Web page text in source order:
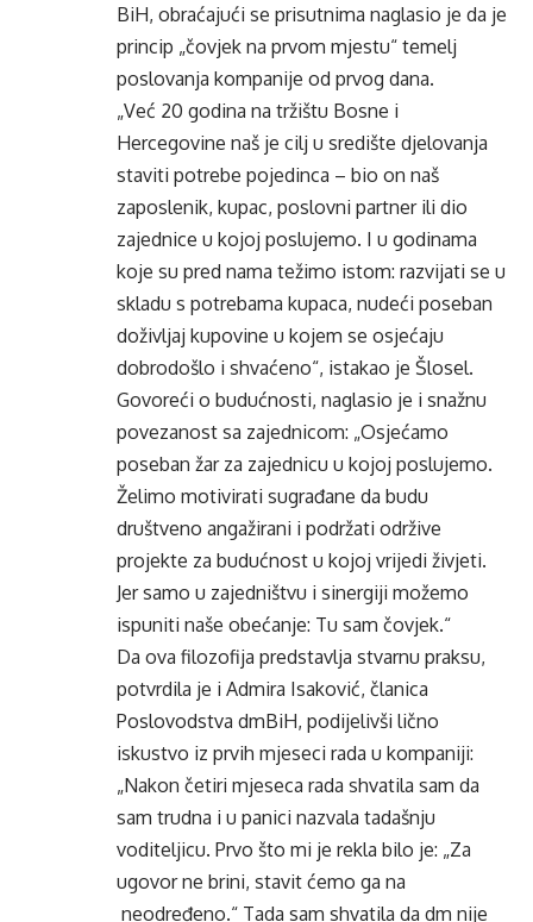
BiH, obraćajući se prisutnima naglasio je da je
princip „čovjek na prvom mjestu“ temelj
poslovanja kompanije od prvog dana.
„Već 20 godina na tržištu Bosne i
Hercegovine naš je cilj u središte djelovanja
staviti potrebe pojedinca – bio on naš
zaposlenik, kupac, poslovni partner ili dio
zajednice u kojoj poslujemo. I u godinama
koje su pred nama težimo istom: razvijati se u
skladu s potrebama kupaca, nudeći poseban
doživljaj kupovine u kojem se osjećaju
dobrodošlo i shvaćeno“, istakao je Šlosel.
Govoreći o budućnosti, naglasio je i snažnu
povezanost sa zajednicom: „Osjećamo
poseban žar za zajednicu u kojoj poslujemo.
Želimo motivirati sugrađane da budu
društveno angažirani i podržati održive
projekte za budućnost u kojoj vrijedi živjeti.
Jer samo u zajedništvu i sinergiji možemo
ispuniti naše obećanje: Tu sam čovjek.“
Da ova filozofija predstavlja stvarnu praksu,
potvrdila je i Admira Isaković, članica
Poslovodstva dmBiH, podijelivši lično
iskustvo iz prvih mjeseci rada u kompaniji:
„Nakon četiri mjeseca rada shvatila sam da
sam trudna i u panici nazvala tadašnju
voditeljicu. Prvo što mi je rekla bilo je: „Za
ugovor ne brini, stavit ćemo ga na
neodređeno.“ Tada sam shvatila da dm nije